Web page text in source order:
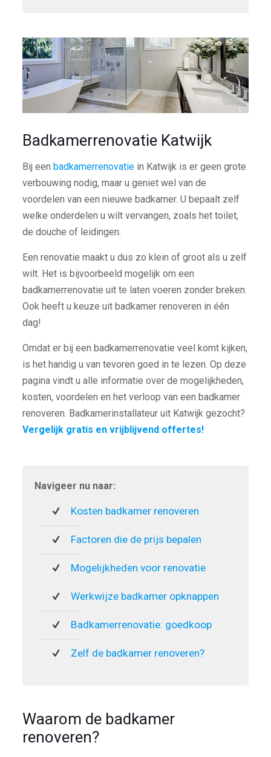
Badkamerrenovatie Katwijk
Bij een badkamerrenovatiein Katwijk is er geen grote
verbouwing nodig, maar u geniet wel van de
voordelen van een nieuwe badkamer. U bepaalt zelf
welke onderdelen u wilt vervangen, zoals het toilet,
de douche of leidingen.
Een renovatie maakt u dus zo klein of groot als u zelf
wilt. Het is bijvoorbeeld mogelijk om een
badkamerrenovatie uit te laten voeren zonder breken.
Ook heeft u keuze uit badkamer renoveren in één
dag!
Omdat er bij een badkamerrenovatie veel komt kijken,
is het handig u van tevoren goed in te lezen. Op deze
pagina vindt u alle informatie over de mogelijkheden,
kosten, voordelen en het verloop van een badkamer
renoveren. Badkamerinstallateur uit Katwijk gezocht?
Vergelijk gratis en vrijblijvend offertes!
Navigeer nu naar:
Kosten badkamer renoveren
Factoren die de prijs bepalen
Mogelijkheden voor renovatie
Werkwijze badkamer opknappen
Badkamerrenovatie: goedkoop
Zelf de badkamer renoveren?
Waarom de badkamer
renoveren?